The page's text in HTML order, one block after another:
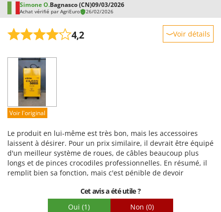
S
S.T.P.
Santos
Schnitzer
Seven Italy
Shark
Silky
Sirman
Skil
Smartwood
Snapper
Simone O.Bagnasco (CN)09/03/2026
Achat vérifié par AgriEuro 26/02/2026
4,2 Voir détails
Prestations
Facilité d'utilisation
Qualité / Prix
Facilité de montage
Voir l'original
Le produit en lui-même est très bon, mais les accessoires
laissent à désirer. Pour un prix similaire, il devrait être équipé
d'un meilleur système de roues, de câbles beaucoup plus
longs et de pinces crocodiles professionnelles. En résumé, il
remplit bien sa fonction, mais c'est pénible de devoir
Cet avis a été utile ?
Oui (1) Non (0)